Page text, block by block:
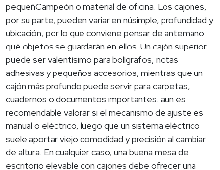
pequeñCampeón o material de oficina. Los cajones,
por su parte, pueden variar en núsimple, profundidad y
ubicación, por lo que conviene pensar de antemano
qué objetos se guardarán en ellos. Un cajón superior
puede ser valentísimo para bolígrafos, notas
adhesivas y pequeños accesorios, mientras que un
cajón más profundo puede servir para carpetas,
cuadernos o documentos importantes. aún es
recomendable valorar si el mecanismo de ajuste es
manual o eléctrico, luego que un sistema eléctrico
suele aportar viejo comodidad y precisión al cambiar
de altura. En cualquier caso, una buena mesa de
escritorio elevable con cajones debe ofrecer una